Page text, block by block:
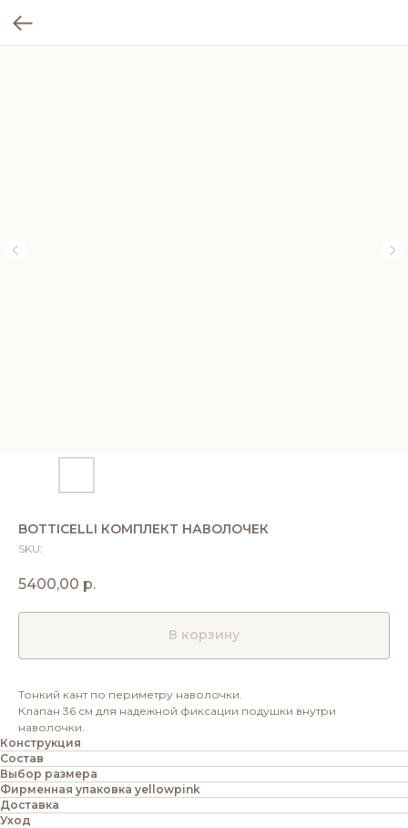
BOTTICELLI КОМПЛЕКТ НАВОЛОЧЕК
SKU:
5400,00 р.
В корзину
Тонкий кант по периметру наволочки.
Клапан 36 см для надежной фиксации подушки внутри
наволочки.
Конструкция
Состав
Выбор размера
Фирменная упаковка yellowpink
Доставка
Уход